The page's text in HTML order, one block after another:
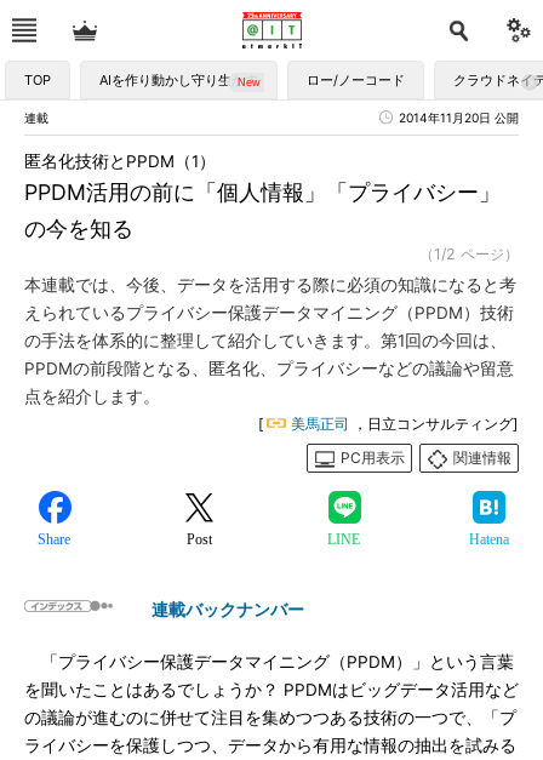
TOP AIを作り動かし守り生かす ロー/ノーコード クラウドネイ
連載 2014年11月20日 公開
PPDM活用の前に「個人情報」「プライバシー」
の今を知る
匿名化技術とPPDM（1）
（1/2 ページ）
本連載では、今後、データを活用する際に必須の知識になると考
えられているプライバシー保護データマイニング（PPDM）技術
の手法を体系的に整理して紹介していきます。第1回の今回は、
PPDMの前段階となる、匿名化、プライバシーなどの議論や留意
点を紹介します。
[ 美馬正司
，日立コンサルティング]
PC用表示
関連情報
Share Post LINE Hatena
連載バックナンバー
「プライバシー保護データマイニング（PPDM）」という言葉
を聞いたことはあるでしょうか？ PPDMはビッグデータ活用など
の議論が進むのに併せて注目を集めつつある技術の一つで、「プ
ライバシーを保護しつつ、データから有用な情報の抽出を試みる